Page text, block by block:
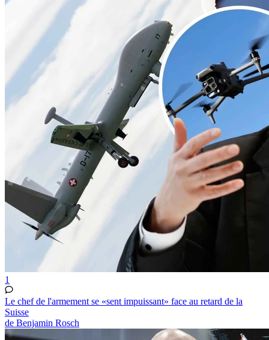
1
Le chef de l'armement se «sent impuissant» face au retard de la
Suisse
de Benjamin Rosch